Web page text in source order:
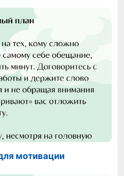
мотивации